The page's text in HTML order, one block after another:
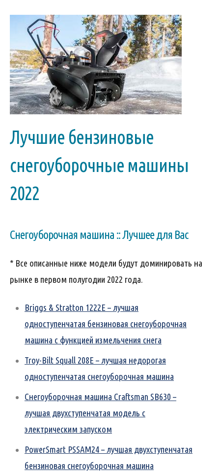
Лучшие бензиновые
снегоуборочные машины
2022
Снегоуборочная машина :: Лучшее для Вас
* Все описанные ниже модели будут доминировать на
рынке в первом полугодии 2022 года.
Briggs & Stratton 1222E – лучшая
одноступенчатая бензиновая снегоуборочная
машина с функцией измельчения снега
Troy-Bilt Squall 208E – лучшая недорогая
одноступенчатая снегоуборочная машина
Снегоуборочная машина Craftsman SB630 –
лучшая двухступенчатая модель с
электрическим запуском
PowerSmart PSSAM24 – лучшая двухступенчатая
бензиновая снегоуборочная машина